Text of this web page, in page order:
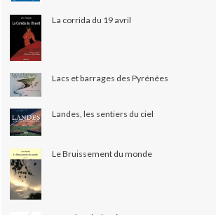
La corrida du 19 avril
Lacs et barrages des Pyrénées
Landes, les sentiers du ciel
Le Bruissement du monde